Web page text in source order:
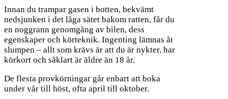
Innan du trampar gasen i botten, bekvämt
nedsjunken i det låga sätet bakom ratten, får du
en noggrann genomgång av bilen, dess
egenskaper och körteknik. Ingenting lämnas åt
slumpen – allt som krävs är att du är nykter, har
körkort och såklart är äldre än 18 år.
De flesta provkörningar går enbart att boka
under vår till höst, ofta april till oktober.